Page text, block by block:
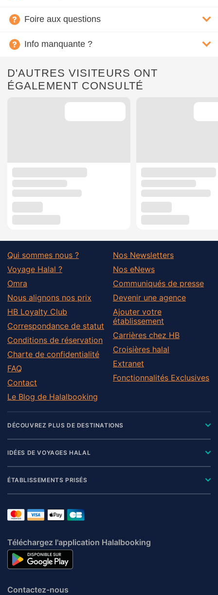
Foire aux questions
Info manquante ?
D'AUTRES VISITEURS ONT
ÉGALEMENT CONSULTÉ
Qui sommes nous ?
Voyage Halal ?
Omra
Nous alignons nos prix
HB Loyalty Club
Correspondance de statut
Conditions de réservation
Charte de confidentialité
FAQ
Contact
Le Blog de Halalbooking
Nos Newsletters
Nos eNews
Communiqués de presse
Devenir une agence
Ajouter votre
établissement
Carrières chez HB
Croisières halal
Extranet
Fonctionnalités Exclusives
DÉCOUVREZ PLUS DE DESTINATIONS
IDÉES DE VOYAGES HALAL
ÉTABLISSEMENTS PRISÉS
Téléchargez l'application Halalbooking
Contactez-nous